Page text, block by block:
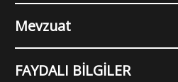
Mevzuat
FAYDALI BİLGİLER